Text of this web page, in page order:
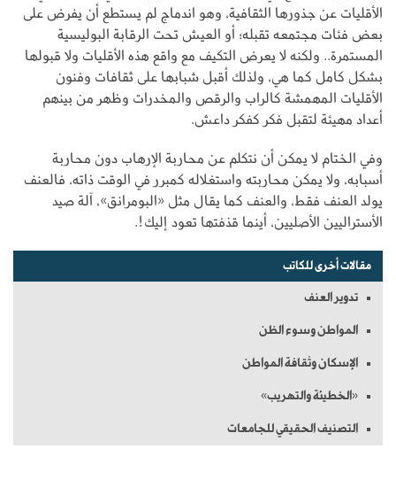
الأقليات عن جذورها الثقافية، وهو اندماج لم يستطع أن يفرض على
بعض فئات مجتمعه تقبله؛ أو العيش تحت الرقابة البوليسية
المستمرة.. ولكنه لا يعرض التكيف مع واقع هذه الأقليات ولا قبولها
بشكل كامل كما هي، ولذلك أقبل شبابها على ثقافات وفنون
الأقليات المهمشة كالراب والرقص والمخدرات وظهر من بينهم
أعداد مهيئة لتقبل فكر كفكر داعش.
وفي الختام لا يمكن أن نتكلم عن محاربة الإرهاب دون محاربة
أسبابه، ولا يمكن محاربته واستغلاله كمبرر في الوقت ذاته، فالعنف
يولد العنف فقط، والعنف كما يقال مثل «البومرانق»، آلة صيد
الأستراليين الأصليين، أينما قذفتها تعود إليك!.
مقالات أخرى للكاتب
تدوير العنف
المواطن وسوء الظن
الإسكان وثقافة المواطن
«الخطيئة والتهريب»
التصنيف الحقيقي للجامعات